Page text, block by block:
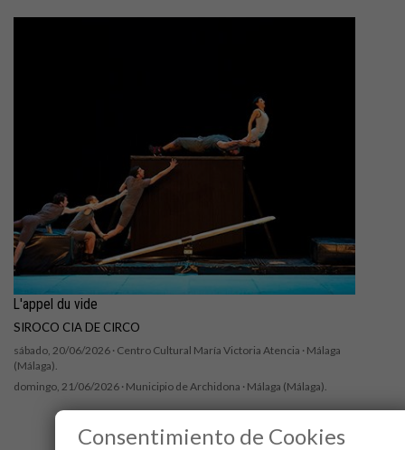
L'appel du vide
SIROCO CIA DE CIRCO
sábado, 20/06/2026 · Centro Cultural María Victoria Atencia · Málaga
(Málaga).
domingo, 21/06/2026 · Municipio de Archidona · Málaga (Málaga).
Consentimiento de Cookies